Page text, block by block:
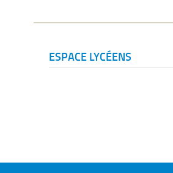
ESPACE LYCÉENS